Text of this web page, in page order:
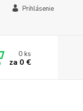
Prihlásenie
0ks
za 0 €